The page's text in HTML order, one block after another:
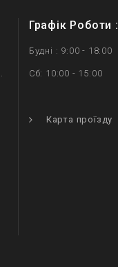
Графік Роботи :
Будні : 9:00 - 18:00
Сб: 10:00 - 15:00
Карта проїзду